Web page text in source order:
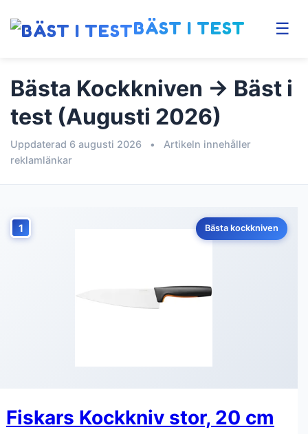
BÄST I TEST ☰
Bästa Kockkniven → Bäst i
test (Augusti 2026)
Uppdaterad 6 augusti 2026 •
Artikeln innehåller
reklamlänkar
1 Bästa kockkniven
Fiskars Kockkniv stor, 20 cm